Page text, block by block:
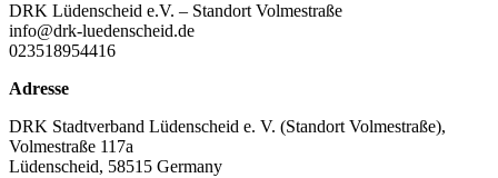
DRK Lüdenscheid e.V. – Standort Volmestraße
info@drk-luedenscheid.de
023518954416
Adresse
DRK Stadtverband Lüdenscheid e. V. (Standort Volmestraße),
Volmestraße 117a
Lüdenscheid, 58515 Germany